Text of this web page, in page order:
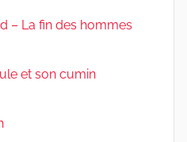
– La fin des hommes
et son cumin